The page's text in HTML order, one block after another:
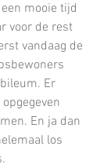
mooie tijd
voor de rest
vandaag de
Er
En ja dan
los